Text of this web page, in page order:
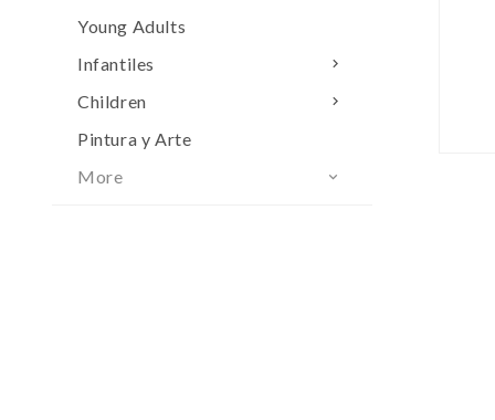
Young Adults

Infantiles

Children
Pintura y Arte
More
